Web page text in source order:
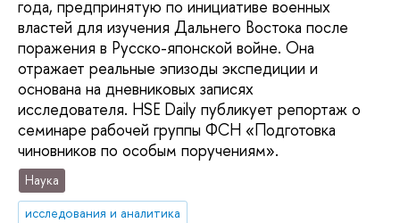
года, предпринятую по инициативе военных
властей для изучения Дальнего Востока после
поражения в Русско-японской войне. Она
отражает реальные эпизоды экспедиции и
основана на дневниковых записях
исследователя. HSE Daily публикует репортаж о
семинаре рабочей группы ФСН «Подготовка
чиновников по особым поручениям».
Наука
исследования и аналитика